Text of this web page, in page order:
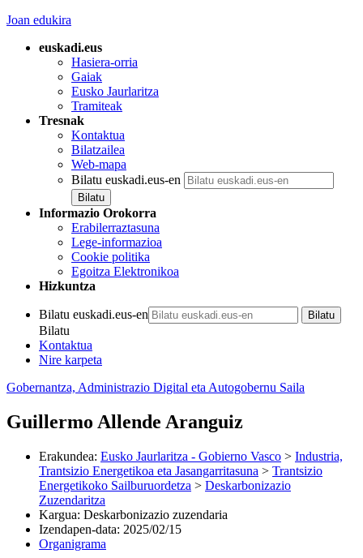
Joan edukira
euskadi.eus
Hasiera-orria
Gaiak
Eusko Jaurlaritza
Tramiteak
Tresnak
Kontaktua
Bilatzailea
Web-mapa
Bilatu euskadi.eus-en
Informazio Orokorra
Erabilerraztasuna
Lege-informazioa
Cookie politika
Egoitza Elektronikoa
Hizkuntza
Bilatu euskadi.eus-en
Bilatu
Kontaktua
Nire karpeta
Gobernantza, Administrazio Digital eta Autogobernu Saila
Guillermo Allende Aranguiz
Erakundea: Eusko Jaurlaritza - Gobierno Vasco > Industria,
Trantsizio Energetikoa eta Jasangarritasuna > Trantsizio
Energetikoko Sailburuordetza > Deskarbonizazio
Zuzendaritza
Kargua: Deskarbonizazio zuzendaria
Izendapen-data: 2025/02/15
Organigrama